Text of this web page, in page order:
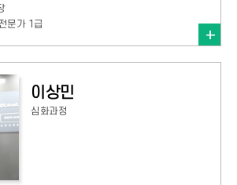
문가 1급
이상민
심화과정